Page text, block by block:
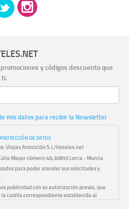
y códigos descuento que
ti.
mis datos para recibir la Newsletter
DE DATOS
Viajes Anticiclón S.L/Hoteles.net
Mayor número 46,30893 Lorca - Murcia
para poder atender sus solicitudes y
publicidad con su autorización previa, que
casilla correspondiente establecida al